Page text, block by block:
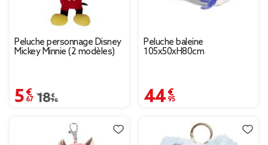
Peluche personnage Disney
Mickey Minnie (2 modèles)
5,67 €
Prix remisé de 18,90 € à 5,67 €
18,90 €
Peluche baleine
105x50xH80cm
44,95 €